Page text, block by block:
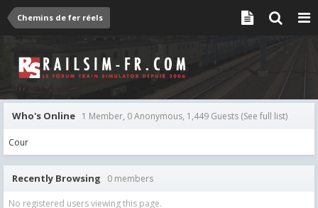
Chemins de fer réels
Who's Online 1 Member, 0 Anonymous, 1,449 Guests (See full list)
Cour
Recently Browsing 0 members
No registered users viewing this page.